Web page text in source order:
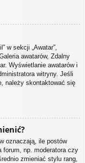
w sekcji „Awatar”,
awatarów, Zdalny
Wyświetlanie awatarów i
witryny. Jeśli
należy skontaktować się
oznaczają, ile postów
forum, np. moderatora czy
zmieniać stylu rang,